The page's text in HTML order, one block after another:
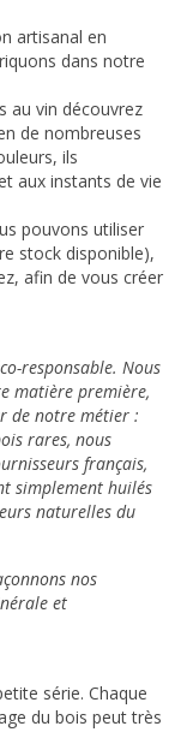
artisanal en
dans notre
au vin découvrez
de nombreuses
ils
aux instants de vie
pouvons utiliser
stock disponible),
afin de vous créer
responsable. Nous
matière première,
de notre métier :
rares, nous
français,
simplement huilés
naturelles du
nos
et
série. Chaque
du bois peut très